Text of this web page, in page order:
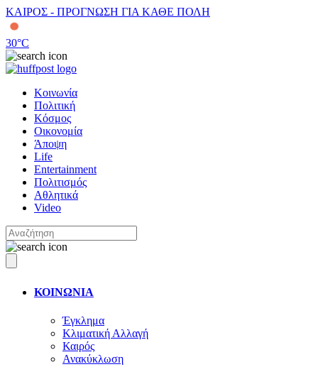
ΚΑΙΡΟΣ - ΠΡΟΓΝΩΣΗ ΓΙΑ ΚΑΘΕ ΠΟΛΗ
30°C
Κοινωνία
Πολιτική
Κόσμος
Οικονομία
Άποψη
Life
Entertainment
Πολιτισμός
Αθλητικά
Video
ΚΟΙΝΩΝΙΑ
Έγκλημα
Κλιματική Αλλαγή
Καιρός
Ανακύκλωση